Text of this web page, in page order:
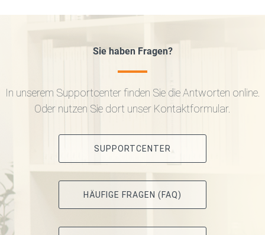
Sie haben Fragen?
In unserem Supportcenter finden Sie die Antworten online.
Oder nutzen Sie dort unser Kontaktformular.
SUPPORTCENTER
HÄUFIGE FRAGEN (FAQ)